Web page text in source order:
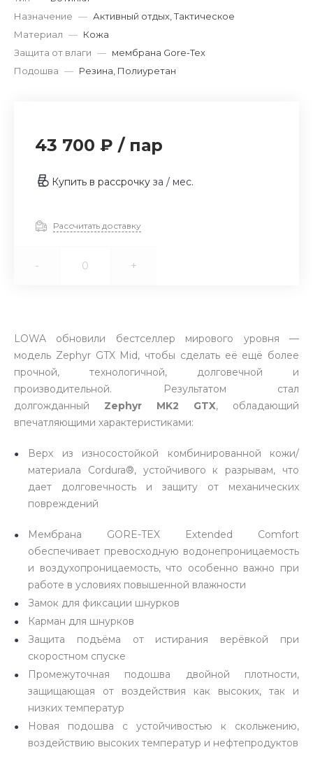
Назначение — Активный отдых, Тактическое
Материал — Кожа
Защита от влаги — мембрана Gore-Tex
Подошва — Резина, Полиуретан
43 700 ₽ / пар
Купить в рассрочку за / мес.
Рассчитать доставку
- +
LOWA обновили бестселлер мирового уровня —
модель Zephyr GTX Mid, чтобы сделать её ещё более
прочной, технологичной, долговечной и
производительной. Результатом стал
долгожданный Zephyr MK2 GTX, обладающий
впечатляющими характеристиками:
Верх из износостойкой комбинированной кожи/
материала Cordura®, устойчивого к разрывам, что
дает долговечность и защиту от механических
повреждений
Мембрана GORE-TEX Extended Comfort
обеспечивает превосходную водонепроницаемость
и воздухопроницаемость, что особенно важно при
работе в условиях повышенной влажности
Замок для фиксации шнурков
Карман для шнурков
Защита подъёма от истирания верёвкой при
скоростном спуске
Промежуточная подошва двойной плотности,
защищающая от воздействия как высоких, так и
низких температур
Новая подошва с устойчивостью к скольжению,
воздействию высоких температур и нефтепродуктов